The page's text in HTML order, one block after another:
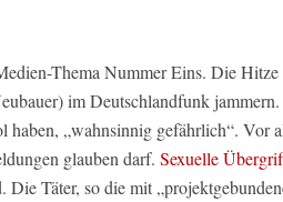
Thema Nummer Eins. Die Hitze
im Deutschlandfunk
haben, „wahnsinnig gefährlich“. Vor
glauben darf. Sexuelle
Die Täter, so die mit